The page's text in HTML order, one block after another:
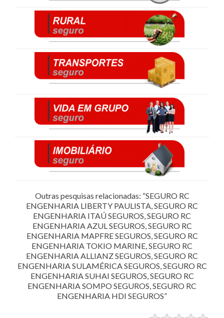
Outras pesquisas relacionadas: “SEGURO RC
ENGENHARIA LIBERTY PAULISTA, SEGURO RC
ENGENHARIA ITAÚ SEGUROS, SEGURO RC
ENGENHARIA AZUL SEGUROS, SEGURO RC
ENGENHARIA MAPFRE SEGUROS, SEGURO RC
ENGENHARIA TOKIO MARINE, SEGURO RC
ENGENHARIA ALLIANZ SEGUROS, SEGURO RC
ENGENHARIA SULAMÉRICA SEGUROS, SEGURO RC
ENGENHARIA SUHAI SEGUROS, SEGURO RC
ENGENHARIA SOMPO SEGUROS, SEGURO RC
ENGENHARIA HDI SEGUROS”